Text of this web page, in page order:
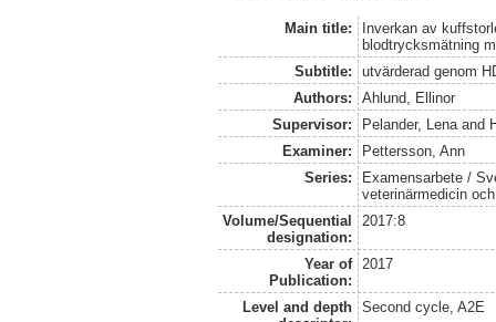
Main title:
Inverkan av
blodtrycksmätning
Subtitle:
utvärderad genom
Authors:
Ahlund, Ellinor
Supervisor:
Pelander, Lena and
Examiner:
Pettersson, Ann
Series:
Examensarbete /
veterinärmedicin
Volume/Sequential
designation:
2017:8
Year of
Publication:
2017
Level and depth
Second cycle, A2E